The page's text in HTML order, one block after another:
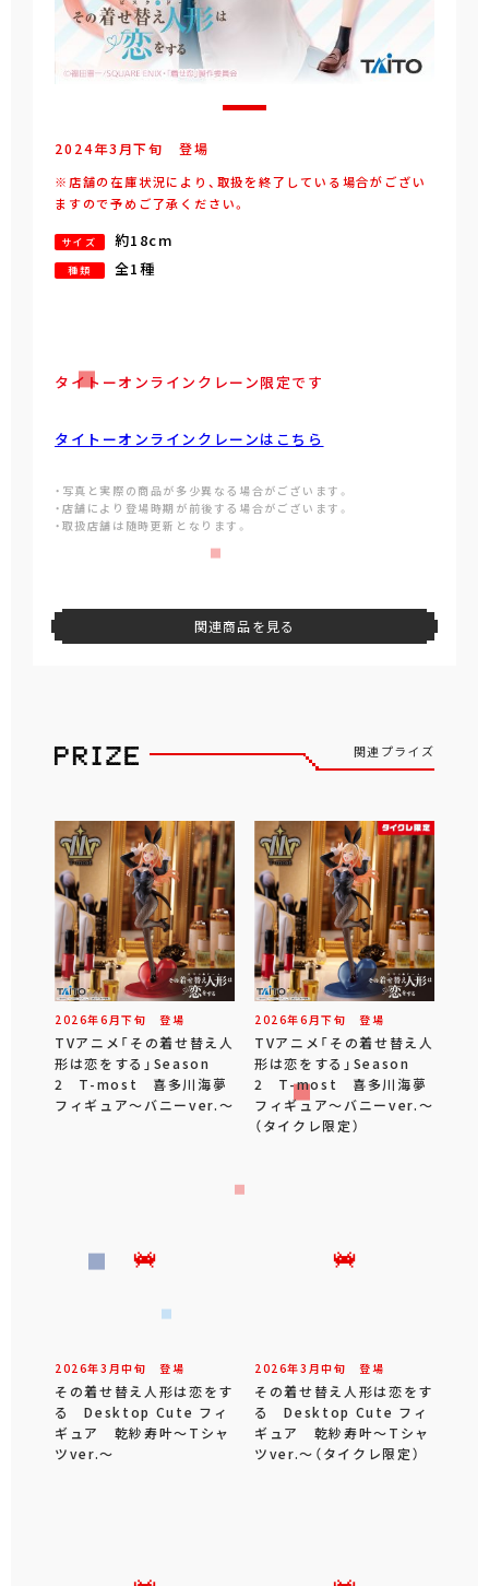
2024年3 月下旬 登場
※店舗の在庫状況により、取扱を終了している場合がござい
ますので予めご了承ください。
サイズ 約18cm
種類 全1種
タイトーオンラインクレーン限定です
タイトーオンラインクレーンはこちら
・写真と実際の商品が多少異なる場合がございます。
・店舗により登場時期が前後する場合がございます。
・取扱店舗は随時更新となります。
関連商品を見る
関連プライズ
2026年6 月下旬 登場
TVアニメ「その着せ替え人
形は恋をする」Season
2 T-most 喜多川海夢
フィギュア～バニーver.～
2026年6 月下旬 登場
TVアニメ「その着せ替え人
形は恋をする」Season
2 T-most 喜多川海夢
フィギュア～バニーver.～
（タイクレ限定）
2026年3 月中旬 登場
その着せ替え人形は恋をす
る Desktop Cute フィ
ギュア 乾紗寿叶～Tシャ
ツver.～
2026年3 月中旬 登場
その着せ替え人形は恋をす
る Desktop Cute フィ
ギュア 乾紗寿叶～Tシャ
ツver.～（タイクレ限定）